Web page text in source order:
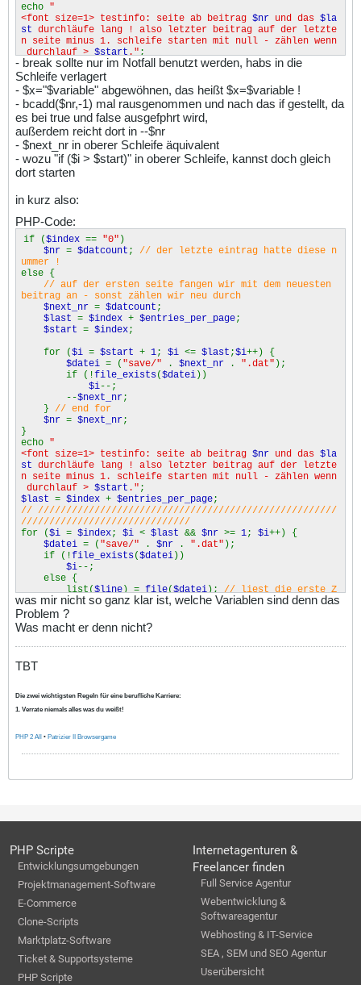
echo "
<font size=1> testinfo: seite ab beitrag $nr und das $la
st durchläufe lang ! also letzter beitrag auf der letzte
n seite minus 1. schleife starten mit null - zählen wenn
durchlauf > $start ." ;
$last =$index +$entries_per_page;
// /////////////////////////////////////////////////////
//////////////////////////////
for ($i=$index;$i<$last&& $nr >= ; $i ++) {
$datei= ("save/".$nr.".dat" );
// if ($nr < 1) {
// break;
// }
// es muß ja auch mal schluss sein <img src="images/
smilies/smile.gif" border="0" alt="">
// /////////////////////////////////////////////////
if (!file_exists
der nächsten ?
// $nr = bcadd($nr, -1); => unnötig
$i--;
} else {
list(
eile aus der jeweiligen $datei
$lg= explode ('||
°||',$line );// array splitten
// $nr = bcadd($nr, -1);
// diese Eingaben aus dem Array übernehmen
$name=$lg[
}
--$nr;
- break sollte nur im Notfall benutzt werden, habs in die
Schleife verlagert
- $x="$variable" abgewöhnen, das heißt $x=$variable !
- bcadd($nr,-1) mal rausgenommen und nach das if gestellt, da
es bei true und false ausgefphrt wird,
außerdem reicht dort in --$nr
- $next_nr in oberer Schleife äquivalent
- wozu "if ($i > $start)" in oberer Schleife, kannst doch gleich
dort starten
in kurz also:
PHP-Code:
if ($index == "0" )
$nr = $datcount ; // der letzte eintrag hatte diese n
ummer !
else {
// auf der ersten seite fangen wir mit dem neuesten
beitrag an - sonst zählen wir neu durch
$next_nr = $datcount ;
$last = $index + $entries_per_page;
$start = $index;
for ($i = $start + 1; $i <= $last ;$i++) {
$datei = ( "save/" . $next_nr . ".dat" );
if (!file_exists($datei))
$i--;
--$next_nr;
} // end for
$nr = $next_nr;
}
echo "
<font size=1> testinfo: seite ab beitrag $nr und das $la
st durchläufe lang ! also letzter beitrag auf der letzte
n seite minus 1. schleife starten mit null - zählen wenn
durchlauf > $start ." ;
$last = $index + $entries_per_page;
// /////////////////////////////////////////////////////
//////////////////////////////
for ($i = $index; $i < $last && $nr >= 1; $i++) {
$datei = ( "save/" . $nr . ".dat" );
if (!file_exists($datei))
$i--;
else {
list($line) = file($datei); // liest die erste Z
eile aus der jeweiligen $datei
$lg
°||',$line);// array splitten
$name=$lg[0 ];
}
}
was mir nicht so ganz klar ist, welche Variablen sind denn das
Problem ?
Was macht er denn nicht?
TBT
Die zwei wichtigsten Regeln für eine berufliche Karriere:
1. Verrate niemals alles was du weißt!
PHP 2 All • Patrizier II Browsergame
PHP Scripte
Entwicklungsumgebungen
Projektmanagement-Software
E-Commerce
Clone-Scripts
Marktplatz-Software
Ticket & Supportsysteme
PHP Scripte
Internetagenturen &
Freelancer finden
Full Service Agentur
Webentwicklung &
Softwareagentur
Webhosting & IT-Service
SEA , SEM und SEO Agentur
Userübersicht